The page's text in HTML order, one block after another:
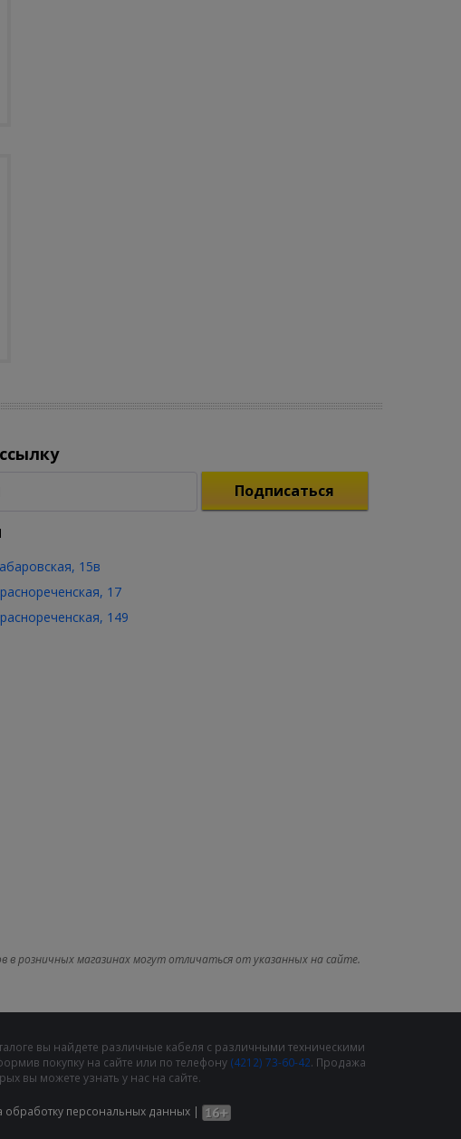
Подписаться
15в
17
149
розничных магазинах могут отличаться от указанных на сайте.
вы найдете различные кабеля с различными техническими
покупку на сайте или по телефону (4212) 73-60-42. Продажа
вы можете узнать у нас на сайте.
обработку персональных данных |